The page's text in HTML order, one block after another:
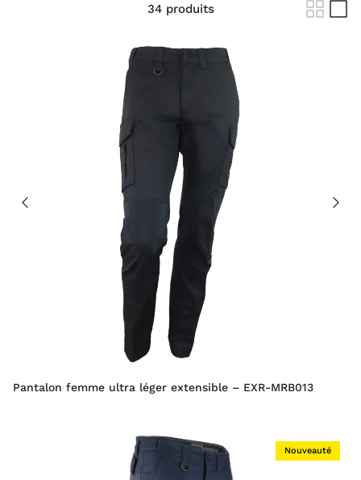
34 produits
Pantalon femme ultra léger extensible – EXR-MRB013
Nouveauté